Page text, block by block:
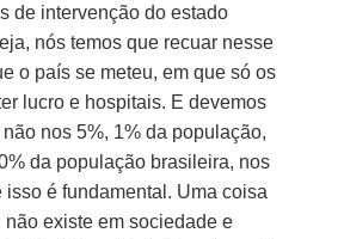
de intervenção do estado
nós temos que recuar nesse
o país se meteu, em que só os
lucro e hospitais. E devemos
nos 5%, 1% da população,
da população brasileira, nos
isso é fundamental. Uma coisa
não existe em sociedade e